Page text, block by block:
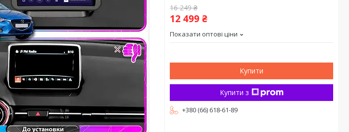
16 249 ₴
12 499 ₴
Показати оптові ціни
Купити
Купити з
+380 (66) 618-61-89